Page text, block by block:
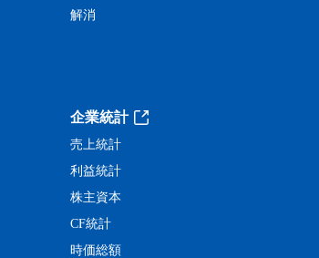
解消
企業統計
売上統計
利益統計
株主資本
CF統計
時価総額